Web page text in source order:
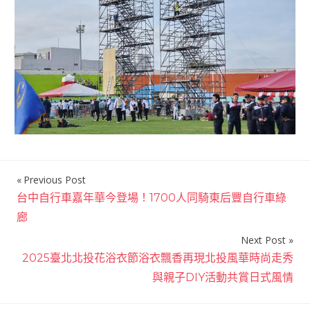
文
章
覽
Previous Post
台中自行車嘉年華今登場！1700人同騎東后豐自行車綠
廊
Next Post
2025臺北北投花浴衣節浴衣飄香再現北投風華時尚走秀
與親子DIY活動共賞日式風情